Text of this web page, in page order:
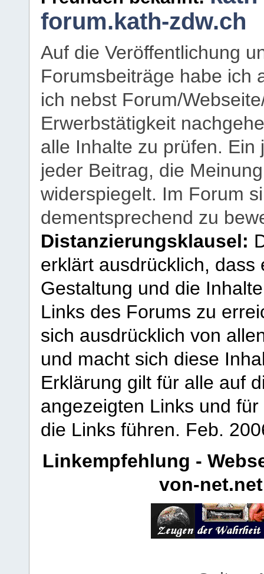
forum.kath-zdw.ch
Auf die Veröffentlichung
Forumsbeiträge habe ich
ich nebst Forum/
Erwerbstätigkeit
alle Inhalte zu prüfen.
jeder Beitrag, die
widerspiegelt. Im Forum
dementsprechend zu
Distanzierungsklausel:
erklärt ausdrücklich,
Gestaltung und die
Links des Forums zu
sich ausdrücklich von
und macht sich diese
Erklärung gilt für alle auf
angezeigten Links und
die Links führen. Feb.
Linkempfehlung -
von-net.net